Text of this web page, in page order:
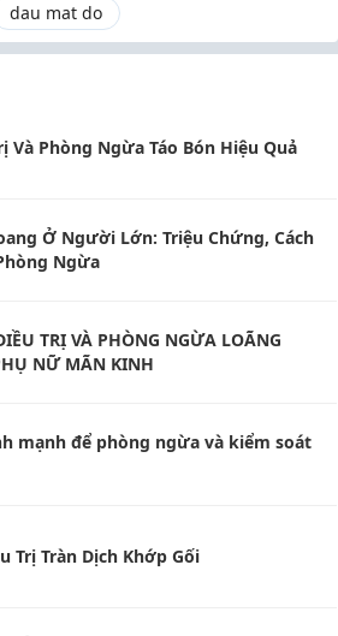
dau mat do
Và Phòng Ngừa Táo Bón Hiệu Quả
Ở Người Lớn: Triệu Chứng, Cách
Ngừa
TRỊ VÀ PHÒNG NGỪA LOÃNG
NỮ MÃN KINH
mạnh để phòng ngừa và kiểm soát
Trị Tràn Dịch Khớp Gối